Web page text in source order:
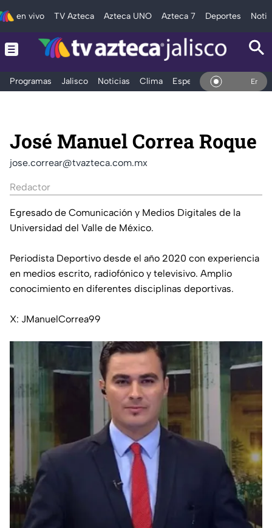
en vivo TV Azteca Azteca UNO Azteca 7 Deportes
Programas Jalisco Noticias Clima Espectáculos Deportes
En Vivo
José Manuel Correa Roque
jose.correar@tvazteca.com.mx
Redactor
Egresado de Comunicación y Medios Digitales de la
Universidad del Valle de México.
Periodista Deportivo desde el año 2020 con experiencia
en medios escrito, radiofónico y televisivo. Amplio
conocimiento en diferentes disciplinas deportivas.
X: JManuelCorrea99